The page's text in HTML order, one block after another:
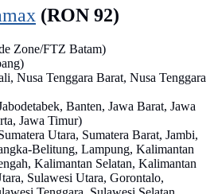
(RON 92)
Zone/FTZ Batam)
Nusa Tenggara Barat, Nusa Tenggara
Banten, Jawa Barat, Jawa
Jawa Timur)
Utara, Sumatera Barat, Jambi,
Belitung, Lampung, Kalimantan
Kalimantan Selatan, Kalimantan
Sulawesi Utara, Gorontalo,